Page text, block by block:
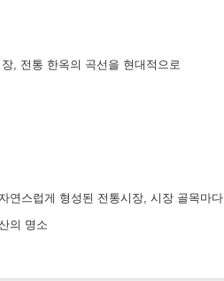
, 전통 한옥의 곡선을 현대적으로
연스럽게 형성된 전통시장, 시장 골목마다
의 명소